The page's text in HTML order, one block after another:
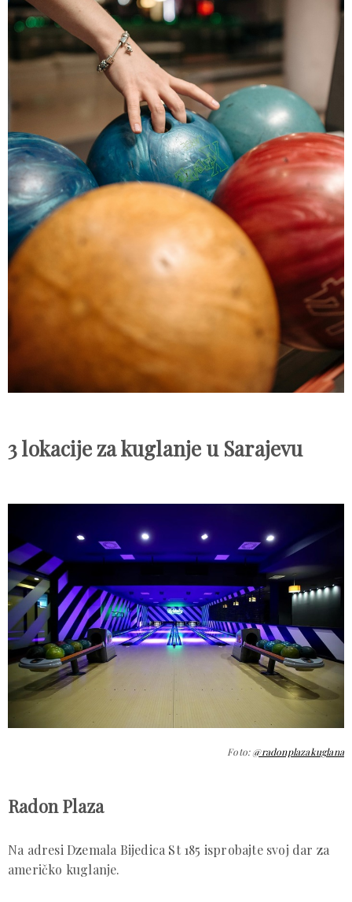
3 lokacije za kuglanje u Sarajevu
Foto:@radonplazakuglana
Radon Plaza
Na adresi Dzemala Bijedica St 185 isprobajte svoj dar za
američko kuglanje.